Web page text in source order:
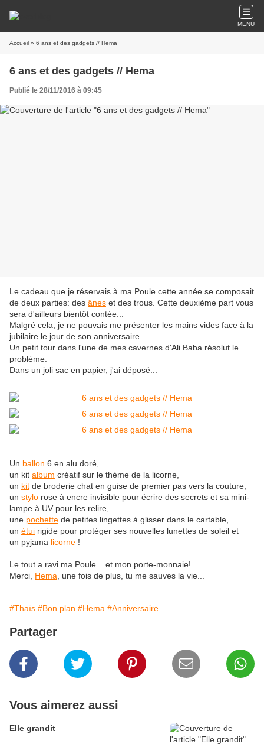
MENU
Accueil » 6 ans et des gadgets // Hema
6 ans et des gadgets // Hema
Publié le 28/11/2016 à 09:45
Le cadeau que je réservais à ma Poule cette année se composait
de deux parties: des ânes et des trous. Cette deuxième part vous
sera d'ailleurs bientôt contée...
Malgré cela, je ne pouvais me présenter les mains vides face à la
jubilaire le jour de son anniversaire.
Un petit tour dans l'une de mes cavernes d'Ali Baba résolut le
problème.
Dans un joli sac en papier, j'ai déposé...
Un ballon 6 en alu doré,
un kit album créatif sur le thème de la licorne,
un kit de broderie chat en guise de premier pas vers la couture,
un stylo rose à encre invisible pour écrire des secrets et sa mini-
lampe à UV pour les relire,
une pochette de petites lingettes à glisser dans le cartable,
un étui rigide pour protéger ses nouvelles lunettes de soleil et
un pyjama licorne !
Le tout a ravi ma Poule... et mon porte-monnaie!
Merci, Hema , une fois de plus, tu me sauves la vie...
#Thaïs #Bon plan #Hema #Anniversaire
Partager
Vous aimerez aussi
Elle grandit